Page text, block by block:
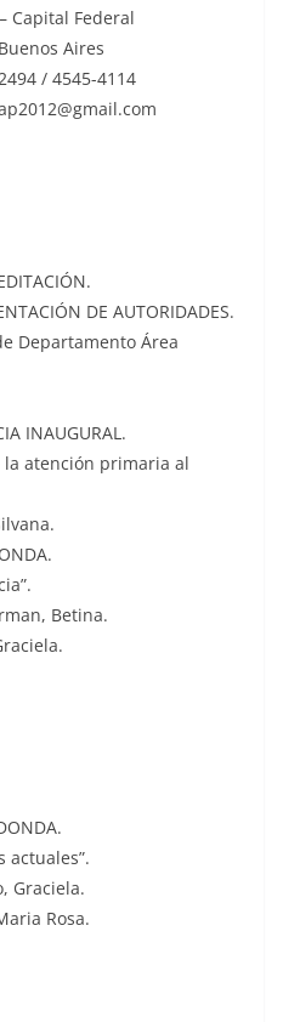
Capital Federal
Aires
/ 4545-4114
DE AUTORIDADES.
Departamento Área
INAUGURAL.
atención primaria al
Betina.
actuales”.
Graciela.
Rosa.